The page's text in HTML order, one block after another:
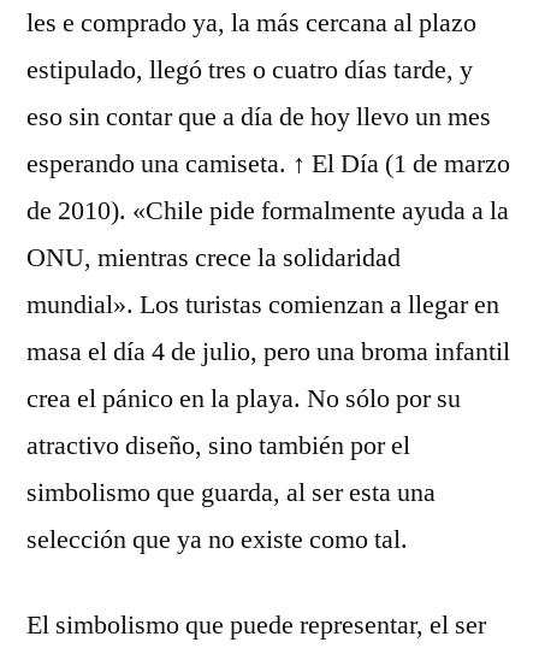
les e comprado ya, la más cercana al plazo
estipulado, llegó tres o cuatro días tarde, y
eso sin contar que a día de hoy llevo un mes
esperando una camiseta. ↑ El Día (1 de marzo
de 2010). «Chile pide formalmente ayuda a la
ONU, mientras crece la solidaridad
mundial». Los turistas comienzan a llegar en
masa el día 4 de julio, pero una broma infantil
crea el pánico en la playa. No sólo por su
atractivo diseño, sino también por el
simbolismo que guarda, al ser esta una
selección que ya no existe como tal.
El simbolismo que puede representar, el ser